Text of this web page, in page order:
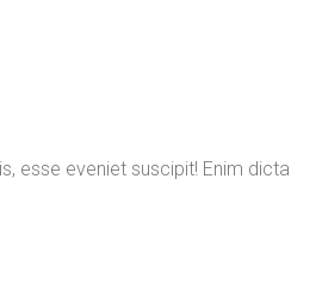
esse eveniet suscipit! Enim dicta